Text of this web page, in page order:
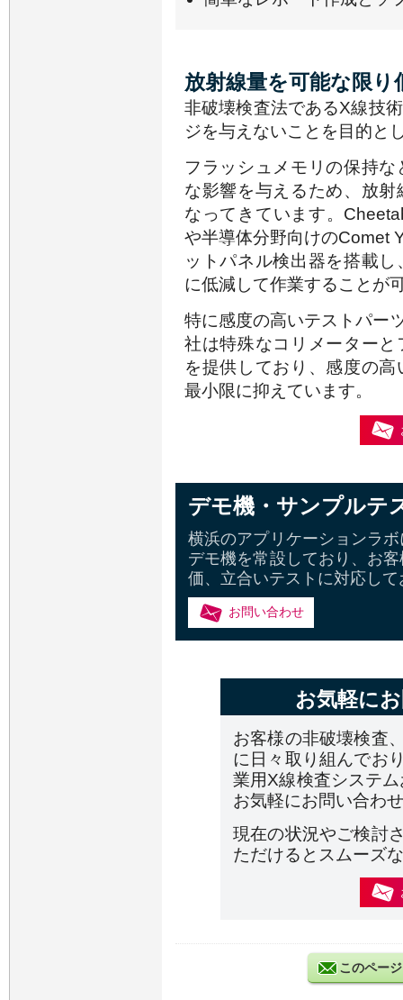
放射線量を可能な限り
非破壊検査法であるX線技
ジを与えないことを目的と
フラッシュメモリの保持
な影響を与えるため、放
なってきています。
や半導体分野向けのComet
ットパネル検出器を搭載
に低減して作業することが
特に感度の高いテストパー
社は特殊なコリメーター
を提供しており、感度の
最小限に抑えています。
デモ機・サンプルテ
横浜のアプリケーションラ
デモ機を常設しており、お
価、立合いテストに対応し
お問い合わせ
お気軽に
お客様の非破壊検査
に日々取り組んでお
業用X線検査システ
お気軽にお問い合わ
現在の状況やご検討
ただけるとスムーズ
このペー